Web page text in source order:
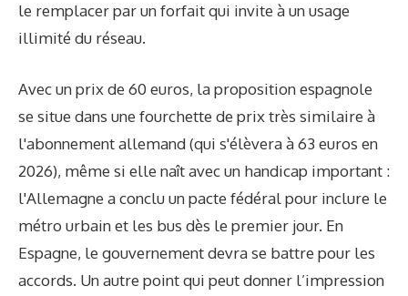
le remplacer par un forfait qui invite à un usage
illimité du réseau.
Avec un prix de 60 euros, la proposition espagnole
se situe dans une fourchette de prix très similaire à
l'abonnement allemand (qui s'élèvera à 63 euros en
2026), même si elle naît avec un handicap important :
l'Allemagne a conclu un pacte fédéral pour inclure le
métro urbain et les bus dès le premier jour. En
Espagne, le gouvernement devra se battre pour les
accords. Un autre point qui peut donner l’impression